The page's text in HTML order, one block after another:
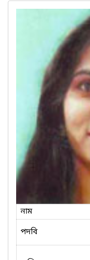
নাম
পদবি